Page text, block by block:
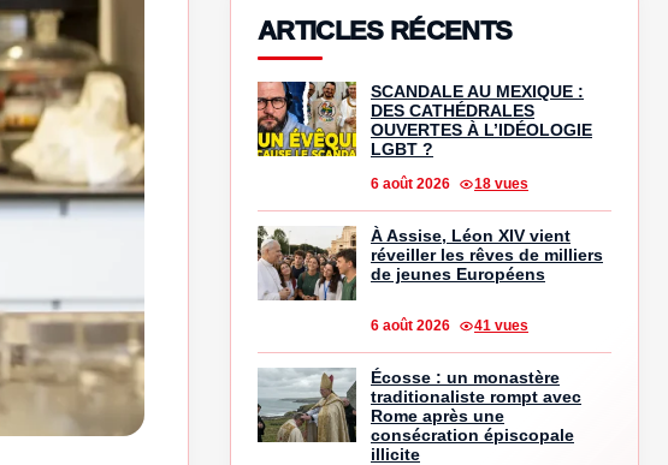
ARTICLES RÉCENTS
SCANDALE AU MEXIQUE :
DES CATHÉDRALES
OUVERTES À L’IDÉOLOGIE
LGBT ?
6 août 2026 18 vues
À Assise, Léon XIV vient
réveiller les rêves de milliers
de jeunes Européens
6 août 2026 41 vues
Écosse : un monastère
traditionaliste rompt avec
Rome après une
consécration épiscopale
illicite